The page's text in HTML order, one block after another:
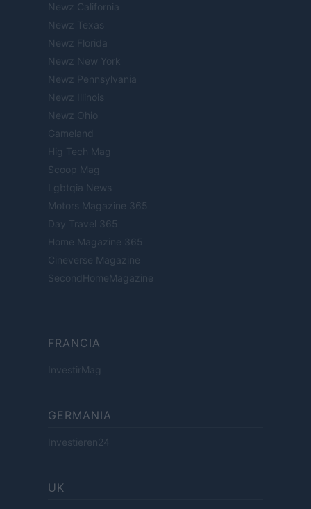
Newz California
Newz Texas
Newz Florida
Newz New York
Newz Pennsylvania
Newz Illinois
Newz Ohio
Gameland
Hig Tech Mag
Scoop Mag
Lgbtqia News
Motors Magazine 365
Day Travel 365
Home Magazine 365
Cineverse Magazine
SecondHomeMagazine
FRANCIA
InvestirMag
GERMANIA
Investieren24
UK